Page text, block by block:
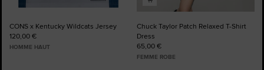
CONS x Kentucky Wildcats Jersey
120,00 €
HOMME HAUT
Chuck Taylor Patch Relaxed T-Shirt
Dress
65,00 €
FEMME ROBE